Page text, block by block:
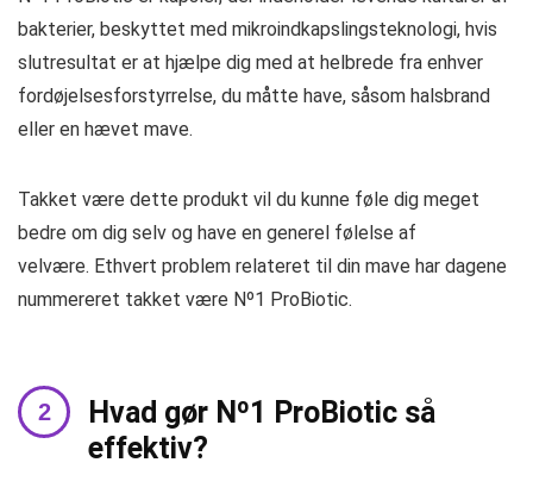
bakterier, beskyttet med mikroindkapslingsteknologi, hvis
slutresultat er at hjælpe dig med at helbrede fra enhver
fordøjelsesforstyrrelse, du måtte have, såsom halsbrand
eller en hævet mave.
Takket være dette produkt vil du kunne føle dig meget
bedre om dig selv og have en generel følelse af
velvære. Ethvert problem relateret til din mave har dagene
nummereret takket være Nº1 ProBiotic.
Hvad gør Nº1 ProBiotic så
effektiv?